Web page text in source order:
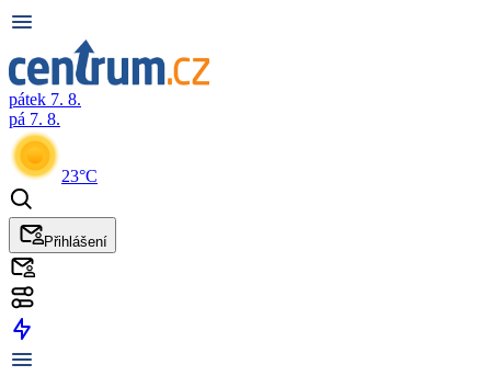
pátek 7. 8.
pá 7. 8.
23°C
Přihlášení